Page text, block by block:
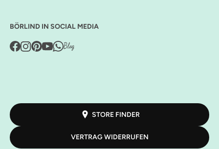
BÖRLIND IN SOCIAL MEDIA
STORE FINDER
VERTRAG WIDERRUFEN